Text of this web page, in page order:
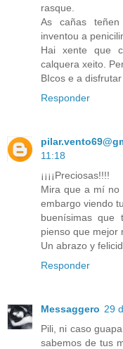
rasque.
As cañas
inventou a
Hai xente que
calquera xeito.
BIcos e a disfrutar
Responder
11:18
¡¡¡¡Preciosas!!!!
Mira que a mí no
embargo viendo
buenísimas que
pienso que mejor
Un abrazo y
Responder
Messaggero 29
Pili, ni caso
sabemos de tus